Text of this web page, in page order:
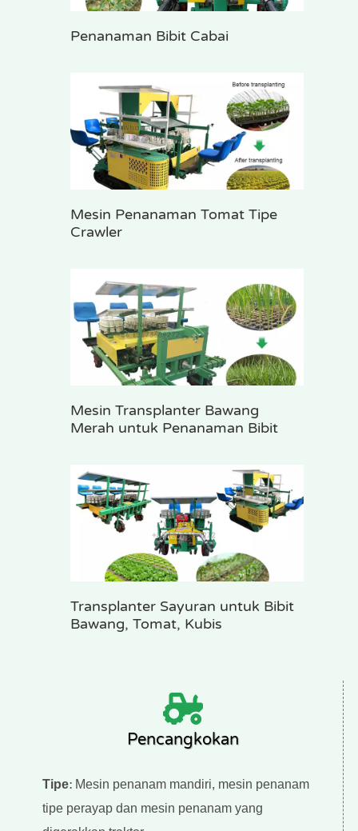
Penanaman Bibit Cabai
Mesin Penanaman Tomat Tipe
Crawler
Mesin Transplanter Bawang
Merah untuk Penanaman Bibit
Transplanter Sayuran untuk Bibit
Bawang, Tomat, Kubis
Pencangkokan
Tipe: Mesin penanam mandiri, mesin penanam
tipe perayap dan mesin penanam yang